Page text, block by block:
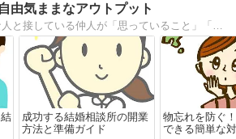
由気ままなアウトプット
成功する結婚相談所の開業
方法と準備ガイド
物忘れを防ぐ
できる簡単な